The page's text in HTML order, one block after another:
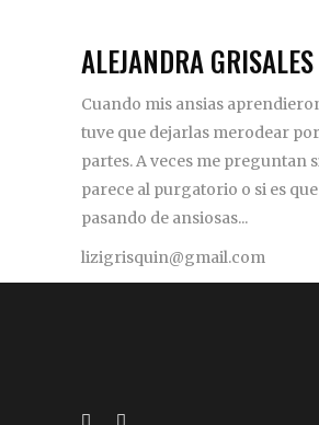
ALEJANDRA GRISALES
Cuando mis ansias
tuve que dejarlas merodear
partes. A veces me preguntan
parece al purgatorio o si es
pasando de ansiosas...
lizigrisquin@gmail.com